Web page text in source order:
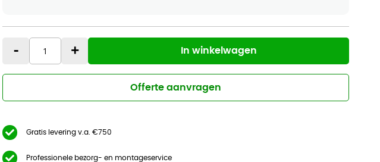
- + In winkelwagen
Offerte aanvragen
Gratis levering v.a. €750
Professionele bezorg- en montageservice